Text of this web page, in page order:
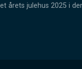
årets julehus 2025 i